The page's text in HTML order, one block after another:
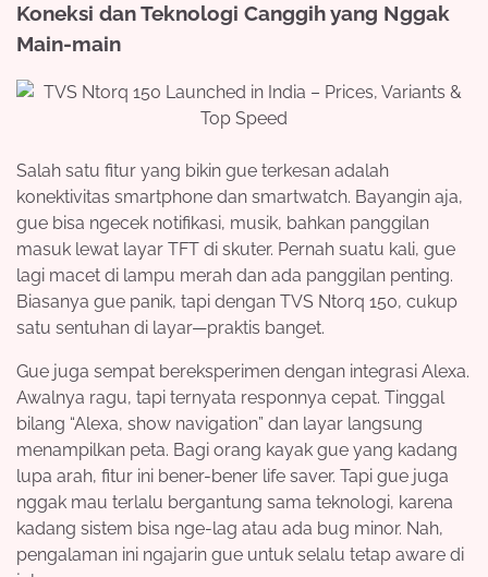
Koneksi dan Teknologi Canggih yang Nggak
Main-main
Salah satu fitur yang bikin gue terkesan adalah
konektivitas smartphone dan smartwatch. Bayangin aja,
gue bisa ngecek notifikasi, musik, bahkan panggilan
masuk lewat layar TFT di skuter. Pernah suatu kali, gue
lagi macet di lampu merah dan ada panggilan penting.
Biasanya gue panik, tapi dengan TVS Ntorq 150, cukup
satu sentuhan di layar—praktis banget.
Gue juga sempat bereksperimen dengan integrasi Alexa.
Awalnya ragu, tapi ternyata responnya cepat. Tinggal
bilang “Alexa, show navigation” dan layar langsung
menampilkan peta. Bagi orang kayak gue yang kadang
lupa arah, fitur ini bener-bener life saver. Tapi gue juga
nggak mau terlalu bergantung sama teknologi, karena
kadang sistem bisa nge-lag atau ada bug minor. Nah,
pengalaman ini ngajarin gue untuk selalu tetap aware di